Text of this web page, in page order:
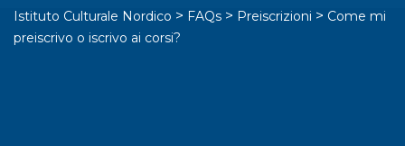
Istituto Culturale Nordico > FAQs > Preiscrizioni > Come mi
preiscrivo o iscrivo ai corsi?